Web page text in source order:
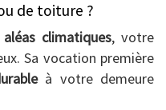
de toiture ?
aléas climatiques, votre
Sa vocation première
à votre demeure